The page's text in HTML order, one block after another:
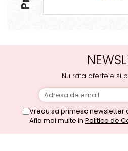
Nu rata ofertele si
Vreau sa primesc newsletter
Afla mai multe in Politica de